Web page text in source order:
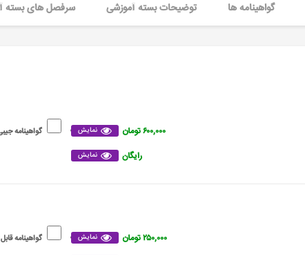
گواهینامه ها توضیحات بسته آموزشی سرفصل های بسته
نمایش ۶۰۰,۰۰۰ تومان
نمایش رایگان
گواهینامه
نمایش ۲۵۰,۰۰۰ تومان گواهینامه